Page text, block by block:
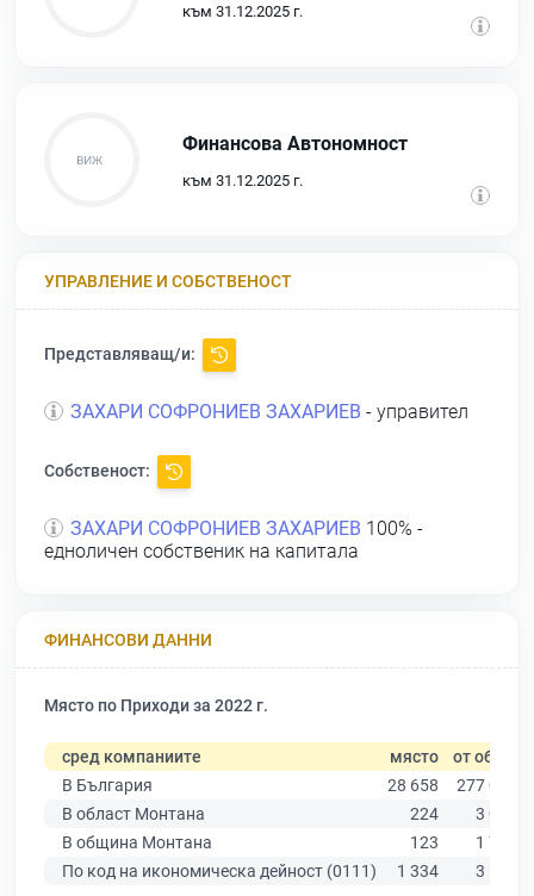
към 31.12.2025 г.
Финансова Автономност
към 31.12.2025 г.
УПРАВЛЕНИЕ И СОБСТВЕНОСТ
Представляващ/и:
ЗАХАРИ СОФРОНИЕВ ЗАХАРИЕВ - управител
Собственост:
ЗАХАРИ СОФРОНИЕВ ЗАХАРИЕВ 100% -
едноличен собственик на капитала
ФИНАНСОВИ ДАННИ
Място по Приходи за 2022 г.
сред компаниите място от общо
В България
28 658
277 019
В област Монтана
224
3 030
В община Монтана
123
1 714
По код на икономическа дейност (0111)
1 334 3 640